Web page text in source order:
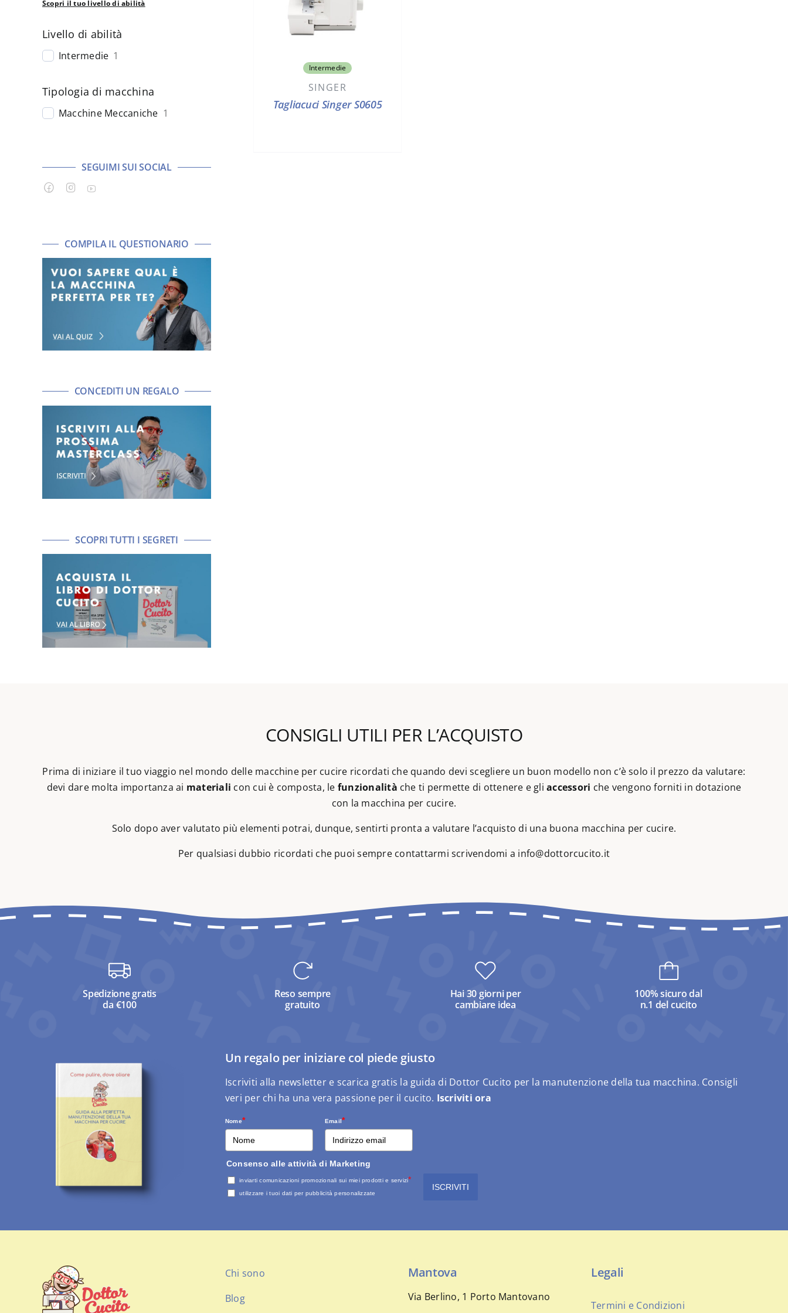
Intermedie
SINGER
Tagliacuci Singer S0605
Scopri il tuo livello di abilità
Livello di abilità
Intermedie 1
Tipologia di macchina
Macchine Meccaniche 1
SEGUIMI SUI SOCIAL
COMPILA IL QUESTIONARIO
CONCEDITI UN REGALO
SCOPRI TUTTI I SEGRETI
CONSIGLI UTILI PER L’ACQUISTO
Prima di iniziare il tuo viaggio nel mondo delle macchine per cucire ricordati che quando devi scegliere un buon modello non c’è solo il prezzo da valutare:
devi dare molta importanza ai materiali con cui è composta, le funzionalità che ti permette di ottenere e gliaccessori che vengono forniti in dotazione
con la macchina per cucire.
Solo dopo aver valutato più elementi potrai, dunque, sentirti pronta a valutare l’acquisto di una buona macchina per cucire.
Per qualsiasi dubbio ricordati che puoi sempre contattarmi scrivendomi a info@dottorcucito.it
Spedizione gratis
da €100
Reso sempre
gratuito
Hai 30 giorni per
cambiare idea
100% sicuro dal
n.1 del cucito
Un regalo per iniziare col piede giusto
Iscriviti alla newsletter e scarica gratis la guida di Dottor Cucito per la manutenzione della tua macchina. Consigli
veri per chi ha una vera passione per il cucito. Iscriviti ora
Nome* Email*
Consenso alle attività di Marketing
inviarti comunicazioni promozionali sui miei prodotti e servizi*
utilizzare i tuoi dati per pubblicità personalizzate
ISCRIVITI
Chi sono
Blog
Mantova
Via Berlino, 1 Porto Mantovano
Legali
Termini e Condizioni